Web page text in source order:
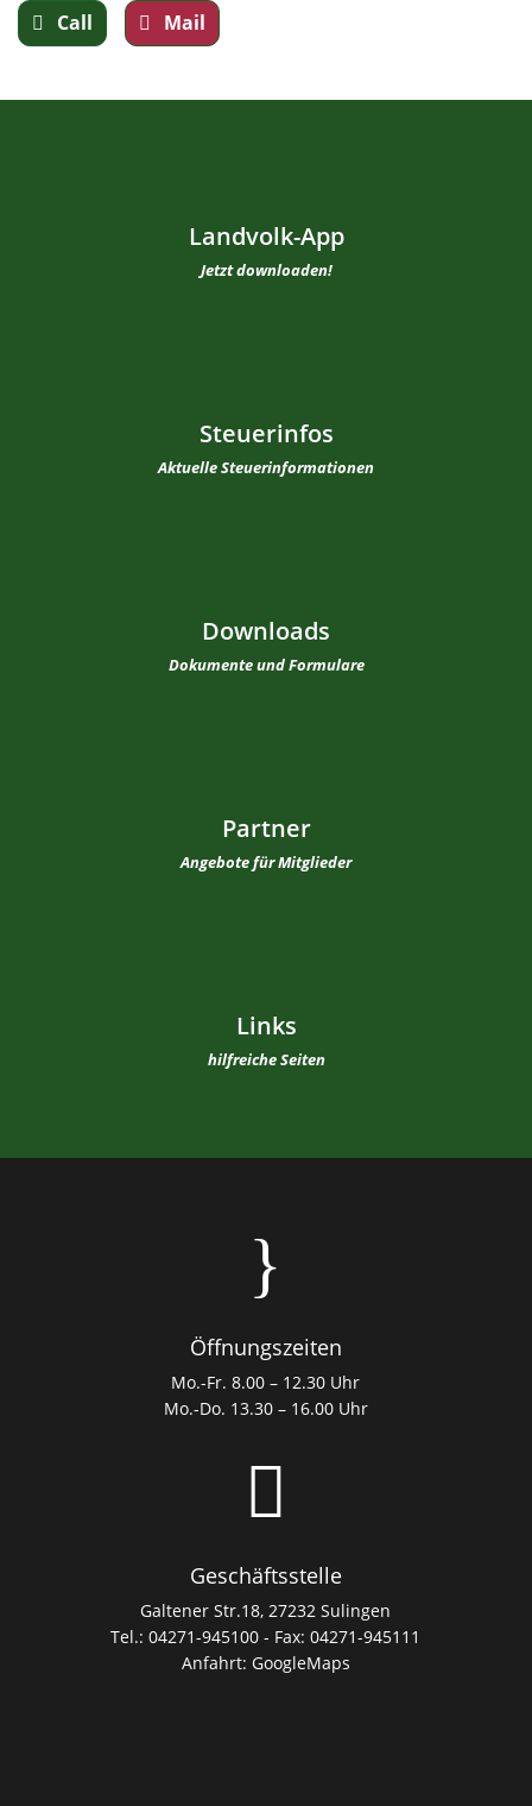
Call Mail
Landvolk-App
Jetzt downloaden!
Steuerinfos
Aktuelle Steuerinformationen
Downloads
Dokumente und Formulare
Partner
Angebote für Mitglieder
Links
hilfreiche Seiten
}
Öffnungszeiten
Mo.-Fr. 8.00 – 12.30 Uhr
Mo.-Do. 13.30 – 16.00 Uhr

Geschäftsstelle
Galtener Str.18, 27232 Sulingen
Tel.: 04271-945100 - Fax: 04271-945111
Anfahrt: GoogleMaps